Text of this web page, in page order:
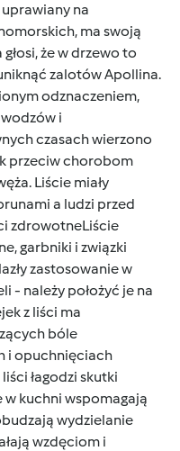
na
ma swoją
że w drzewo to
zalotów Apollina.
odznaczeniem,
i
czasach wierzono
przeciw chorobom
Liście miały
a ludzi przed
zdrowotneLiście
garbniki i związki
zastosowanie w
- należy położyć je na
z liści ma
bóle
i opuchnięciach
łagodzi skutki
w kuchni wspomagają
wydzielanie
wzdęciom i